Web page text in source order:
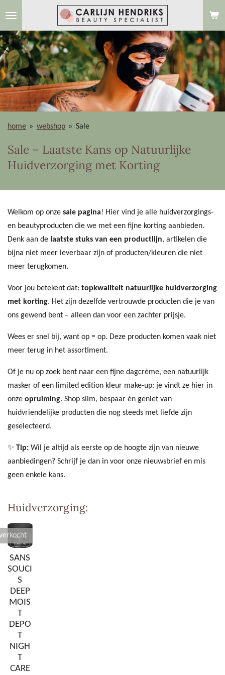
Ga
naar
de
hoofdinhoud
home » webshop » Sale
Sale – Laatste Kans op Natuurlijke
Huidverzorging met Korting
Welkom op onze sale pagina! Hier vind je alle huidverzorgings-
en beautyproducten die we met een fijne korting aanbieden.
Denk aan de laatste stuks van een productlijn, artikelen die
bijna niet meer leverbaar zijn of producten/kleuren die niet
meer terugkomen.
Voor jou betekent dat: topkwaliteit natuurlijke huidverzorging
met korting. Het zijn dezelfde vertrouwde producten die je van
ons gewend bent – alleen dan voor een zachter prijsje.
Wees er snel bij, want op = op. Deze producten komen vaak niet
meer terug in het assortiment.
Of je nu op zoek bent naar een fijne dagcrème, een natuurlijk
masker of een limited edition kleur make-up: je vindt ze hier in
onze opruiming. Shop slim, bespaar én geniet van
huidvriendelijke producten die nog steeds met liefde zijn
geselecteerd.
✨ Tip: Wil je altijd als eerste op de hoogte zijn van nieuwe
aanbiedingen? Schrijf je dan in voor onze nieuwsbrief en mis
geen enkele kans.
Huidverzorging:
SANS
SOUCI
S
DEEP
MOIS
T
DEPO
T
NIGH
T
CARE